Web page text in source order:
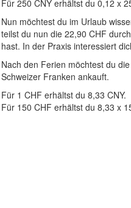
Für 250 CNY erhältst du 0,12 x
Nun möchtest du im Urlaub
teilst du nun die 22,90 CHF
hast. In der Praxis interessiert
Nach den Ferien möchtest du
Schweizer Franken ankauft.
Für 1 CHF erhältst du 8,33 CNY.
Für 150 CHF erhältst du 8,33 x